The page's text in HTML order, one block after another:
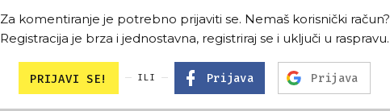
Za komentiranje je potrebno prijaviti se. Nemaš korisnički račun?
Registracija je brza i jednostavna, registriraj se i uključi u raspravu.
PRIJAVI SE! ILI Prijava Prijava